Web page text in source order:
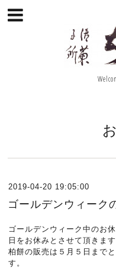
2019-04-20 19:05:00
ゴールデンウィーク
ゴールデンウィーク中のお
日をお休みとさせて頂きます
柏餅の販売は５月５日まで
す。